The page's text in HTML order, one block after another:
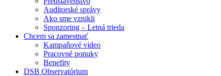
Audítorské správy
Ako sme vznikli
Sponzoring – Letná trieda
Chcem sa zamestnať
Kampaňové video
Pracovné ponuky
Benefity
DSB Observatórium